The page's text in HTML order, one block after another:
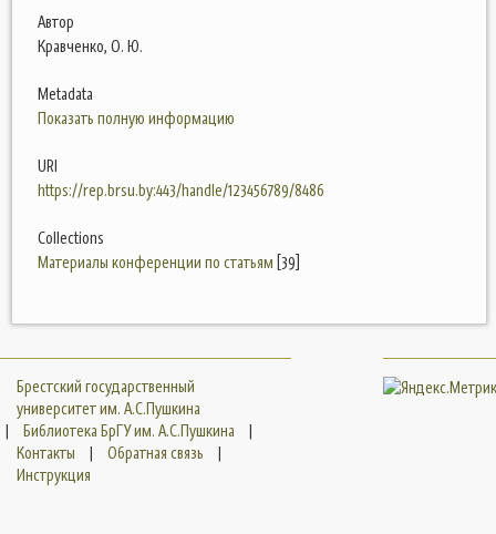
Автор
Кравченко, О. Ю.
Metadata
Показать полную информацию
URI
https://rep.brsu.by:443/handle/123456789/8486
Collections
Материалы конференции по статьям [39]
Брестский государственный
университет им. А.С.Пушкина
|
Библиотека БрГУ им. А.С.Пушкина
|
Контакты
| Обратная связь
|
Инструкция